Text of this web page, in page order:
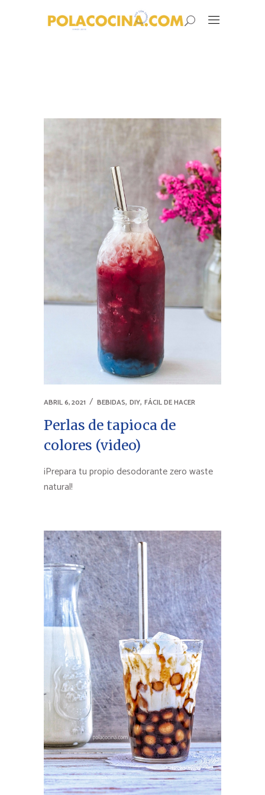
ABRIL 6, 2021 BEBIDAS, DIY, FÁCIL DE HACER
Perlas de tapioca de
colores (video)
¡Prepara tu propio desodorante zero waste
natural!